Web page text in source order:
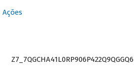
Ações
Z7_7QGCHA41L0RP906P422Q9QGGQ6